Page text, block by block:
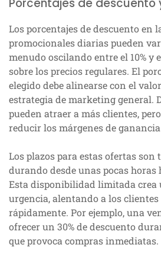
Porcentajes de descuento
Los porcentajes de descuento en
promocionales diarias pueden
menudo oscilando entre el 10% y
sobre los precios regulares. El
elegido debe alinearse con el
estrategia de marketing general.
pueden atraer a más clientes,
reducir los márgenes de
Los plazos para estas ofertas son
durando desde unas pocas horas
Esta disponibilidad limitada crea
urgencia, alentando a los
rápidamente. Por ejemplo, una
ofrecer un 30% de descuento
que provoca compras inmediatas.